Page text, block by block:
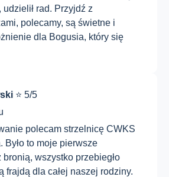
rad. Przyjdź z
polecamy, są świetne i
dla Bogusia, który się
⭐ 5/5
polecam strzelnicę CWKS
Było to moje pierwsze
wszystko przebiegło
frajdą dla całej naszej rodziny.